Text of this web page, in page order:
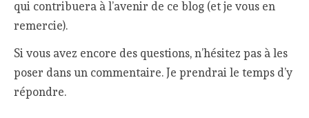
qui contribuera à l’avenir de ce blog (et je vous en
remercie).
Si vous avez encore des questions, n’hésitez pas à les
poser dans un commentaire. Je prendrai le temps d’y
répondre.